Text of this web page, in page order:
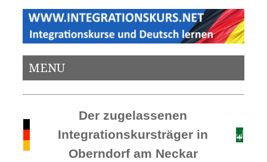
MENU
Der zugelassenen
Integrationskursträger in
Oberndorf am Neckar